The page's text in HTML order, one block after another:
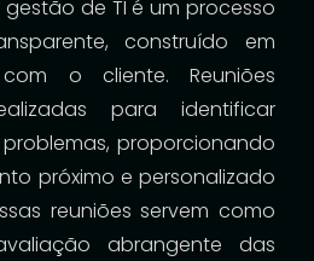
gestão de TI é um processo
construído em
o cliente. Reuniões
para identificar
proporcionando
próximo e personalizado
reuniões servem como
abrangente das